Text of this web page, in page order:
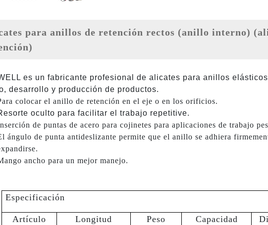
es un fabricante profesional de alicates para anillos
desarrollo y producción de productos.
colocar el anillo de retención en el eje o en los orificios.
oculto para facilitar el trabajo repetitive.
de puntas de acero para cojinetes para aplicaciones de trabajo
ángulo de punta antideslizante permite que el anillo se adhiera
ancho para un mejor manejo.
Especificación
Artículo
Longitud Peso Capacidad